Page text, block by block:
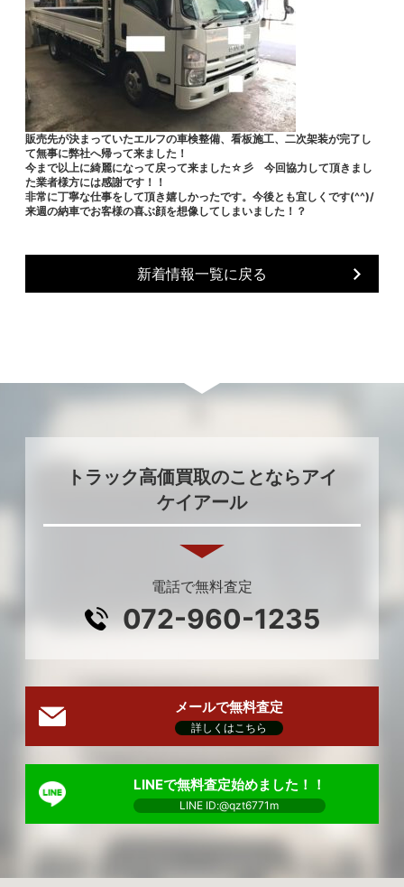
販売先が決まっていたエルフの車検整備、看板施工、二次架装が完了し
て無事に弊社へ帰って来ました！
今まで以上に綺麗になって戻って来ました☆彡 今回協力して頂きまし
た業者様方には感謝です！！
非常に丁寧な仕事をして頂き嬉しかったです。今後とも宜しくです(^^)/
来週の納車でお客様の喜ぶ顔を想像してしまいました！？
新着情報一覧に戻る
トラック高価買取のことならアイ
ケイアール
電話で無料査定
072-960-1235
メールで無料査定
詳しくはこちら
LINEで無料査定始めました！！
LINE ID:@qzt6771m